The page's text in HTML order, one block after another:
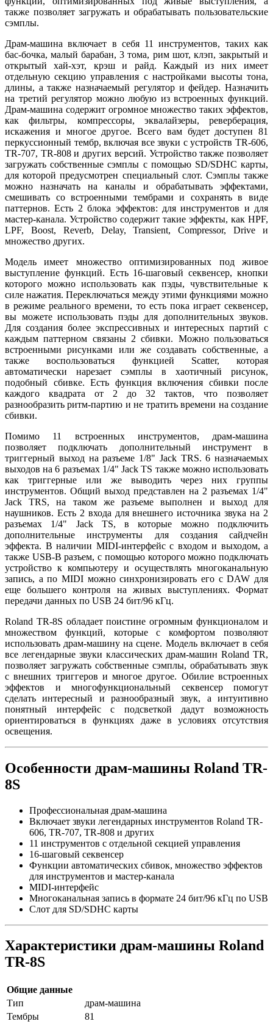
также позволяет загружать и обрабатывать пользовательские
сэмплы.
Драм-машина включает в себя 11 инструментов, таких как
бас-бочка, малый барабан, 3 тома, рим шот, клэп, закрытый и
открытый хай-хэт, крэш и райд. Каждый из них имеет
отдельную секцию управления с настройками высоты тона,
длины, а также назначаемый регулятор и фейдер. Назначить
на третий регулятор можно любую из встроенных функций.
Драм-машина содержит огромное множество таких эффектов,
как фильтры, компрессоры, эквалайзеры, реверберация,
искажения и многое другое. Всего вам будет доступен 81
перкуссионный тембр, включая все звуки с устройств TR-606,
TR-707, TR-808 и других версий. Устройство также позволяет
загружать собственные сэмплы с помощью SD/SDHC карты,
для которой предусмотрен специальный слот. Сэмплы также
можно назначать на каналы и обрабатывать эффектами,
смешивать со встроенными тембрами и сохранять в виде
паттернов. Есть 2 блока эффектов: для инструментов и для
мастер-канала. Устройство содержит такие эффекты, как HPF,
LPF, Boost, Reverb, Delay, Transient, Compressor, Drive и
множество других.
Модель имеет множество оптимизированных под живое
выступление функций. Есть 16-шаговый секвенсер, кнопки
которого можно использовать как пэды, чувствительные к
силе нажатия. Переключаться между этими функциями можно
в режиме реального времени, то есть пока играет секвенсер,
вы можете использовать пэды для дополнительных звуков.
Для создания более экспрессивных и интересных партий с
каждым паттерном связаны 2 сбивки. Можно пользоваться
встроенными рисунками или же создавать собственные, а
также воспользоваться функцией Scatter, которая
автоматически нарезает сэмплы в хаотичный рисунок,
подобный сбивке. Есть функция включения сбивки после
каждого квадрата от 2 до 32 тактов, что позволяет
разнообразить ритм-партию и не тратить времени на создание
сбивки.
Помимо 11 встроенных инструментов, драм-машина
позволяет подключать дополнительный инструмент в
триггерный выход на разъеме 1/8" Jack TRS. 6 назначаемых
выходов на 6 разъемах 1/4" Jack TS также можно использовать
как триггерные или же выводить через них группы
инструментов. Общий выход представлен на 2 разъемах 1/4"
Jack TRS, на таком же разъеме выполнен и выход для
наушников. Есть 2 входа для внешнего источника звука на 2
разъемах 1/4" Jack TS, в которые можно подключить
дополнительные инструменты для создания сайдчейн
эффекта. В наличии MIDI-интерфейс с входом и выходом, а
также USB-B разъем, с помощью которого можно подключать
устройство к компьютеру и осуществлять многоканальную
запись, а по MIDI можно синхронизировать его с DAW для
еще большего контроля на живых выступлениях. Формат
передачи данных по USB 24 бит/96 кГц.
Roland TR-8S обладает поистине огромным функционалом и
множеством функций, которые с комфортом позволяют
использовать драм-машину на сцене. Модель включает в себя
все легендарные звуки классических драм-машин Roland TR,
позволяет загружать собственные сэмплы, обрабатывать звук
с внешних триггеров и многое другое. Обилие встроенных
эффектов и многофункциональный секвенсер помогут
сделать интересный и разнообразный звук, а интуитивно
понятный интерфейс с подсветкой дадут возможность
ориентироваться в функциях даже в условиях отсутствия
освещения.
Особенности драм-машины Roland TR-
8S
Профессиональная драм-машина
Включает звуки легендарных инструментов Roland TR-
606, TR-707, TR-808 и других
11 инструментов с отдельной секцией управления
16-шаговый секвенсер
Функции автоматических сбивок, множество эффектов
для инструментов и мастер-канала
MIDI-интерфейс
Многоканальная запись в формате 24 бит/96 кГц по USB
Слот для SD/SDHC карты
Характеристики драм-машины Roland
TR-8S
Общие данные
Тип
драм-машина
Тембры
81